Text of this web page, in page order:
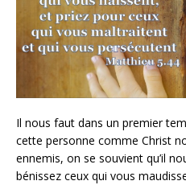
Il nous faut dans un premier
cette personne comme Christ
ennemis, on se souvient qu’il
bénissez ceux qui vous